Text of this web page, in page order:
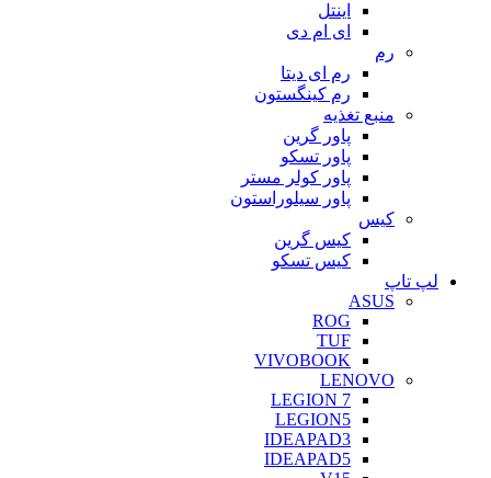
اینتل
ای ام دی
رم
رم ای دیتا
رم کینگستون
منبع تغذیه
پاور گرین
پاور تسکو
پاور کولر مستر
پاور سیلوراستون
کیس
کیس گرین
کیس تسکو
لپ تاپ
ASUS
ROG
TUF
VIVOBOOK
LENOVO
LEGION 7
LEGION5
IDEAPAD3
IDEAPAD5